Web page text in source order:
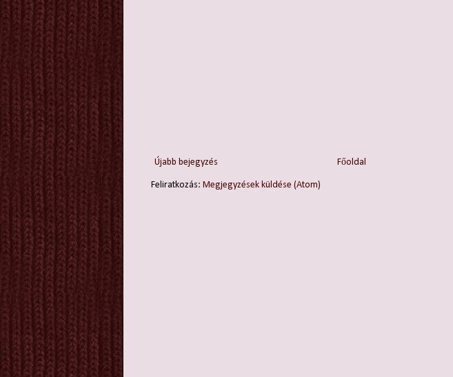
Újabb bejegyzés Főoldal
Feliratkozás: Megjegyzések küldése (Atom)